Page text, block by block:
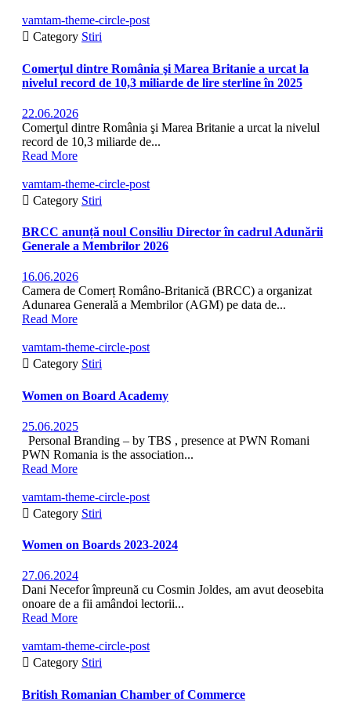
vamtam-theme-circle-post
 Category Stiri
Comerţul dintre România şi Marea Britanie a urcat la
nivelul record de 10,3 miliarde de lire sterline în 2025
22.06.2026
Comerţul dintre România şi Marea Britanie a urcat la nivelul
record de 10,3 miliarde de...
Read More
vamtam-theme-circle-post
 Category Stiri
BRCC anunță noul Consiliu Director în cadrul Adunării
Generale a Membrilor 2026
16.06.2026
Camera de Comerț Româno-Britanică (BRCC) a organizat
Adunarea Generală a Membrilor (AGM) pe data de...
Read More
vamtam-theme-circle-post
 Category Stiri
Women on Board Academy
25.06.2025
Personal Branding – by TBS , presence at PWN Romani
PWN Romania is the association...
Read More
vamtam-theme-circle-post
 Category Stiri
Women on Boards 2023-2024
27.06.2024
Dani Necefor împreună cu Cosmin Joldes, am avut deosebita
onoare de a fii amândoi lectorii...
Read More
vamtam-theme-circle-post
 Category Stiri
British Romanian Chamber of Commerce